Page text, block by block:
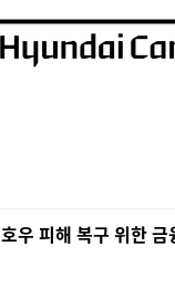
우 피해 복구 위한 금